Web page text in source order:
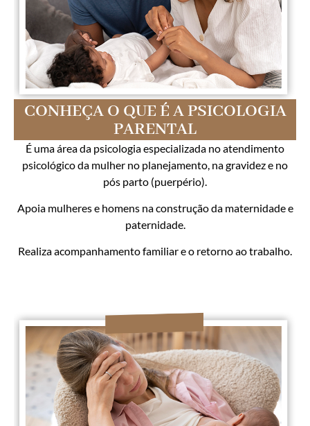
CONHEÇA O QUE É A PSICOLOGIA
PARENTAL
É uma área da psicologia especializada no atendimento
psicológico da mulher no planejamento, na gravidez e no
pós parto (puerpério).
Apoia mulheres e homens na construção da maternidade e
paternidade.
Realiza acompanhamento familiar e o retorno ao trabalho.